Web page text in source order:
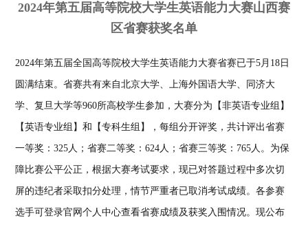
2024年第五届高等院校大学生英语能力大赛山西赛
区省赛获奖名单
2024年第五届全国高等院校大学生英语能力大赛省赛已于5月18日
圆满结束。省赛共有来自北京大学、上海外国语大学、同济大
学、复旦大学等960所高校学生参加，大赛分为【非英语专业组】
【英语专业组】和【专科生组】，每组分开评奖，共计评出省赛
一等奖：325人；省赛二等奖：624人；省赛三等奖：765人。为保
障比赛公平公正，根据大赛考试要求，现已对答题过程中多次切
屏的违纪者采取扣分处理，情节严重者已取消考试成绩。各参赛
选手可登录官网个人中心查看省赛成绩及获奖入围情况。现公布